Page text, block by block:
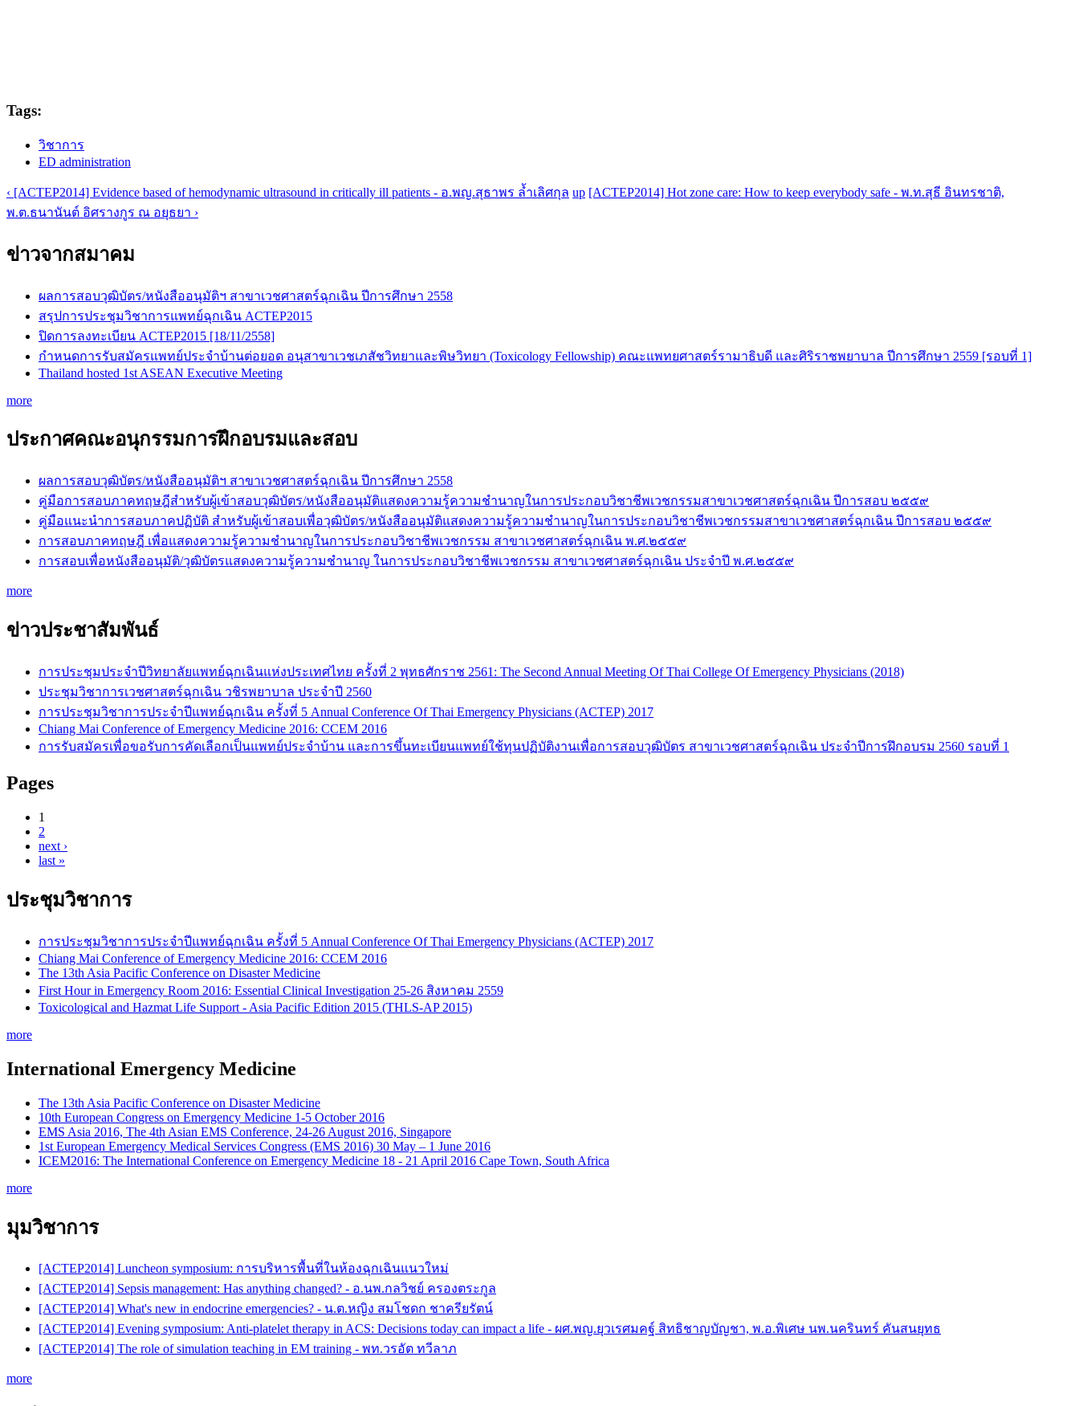
Tags:
วิชาการ
ED administration
‹ [ACTEP2014] Evidence based of hemodynamic ultrasound in critically ill patients - อ.พญ.สุธาพร ล้ำเลิศกุล up [ACTEP2014] Hot zone care: How to keep everybody safe - พ.ท.สุธี อินทรชาติ,
พ.ต.ธนานันต์ อิศรางกูร ณ อยุธยา ›
ข่าวจากสมาคม
ผลการสอบวุฒิบัตร/หนังสืออนุมัติฯ สาขาเวชศาสตร์ฉุกเฉิน ปีการศึกษา 2558
สรุปการประชุมวิชาการแพทย์ฉุกเฉิน ACTEP2015
ปิดการลงทะเบียน ACTEP2015 [18/11/2558]
กำหนดการรับสมัครแพทย์ประจำบ้านต่อยอด อนุสาขาเวชเภสัชวิทยาและพิษวิทยา (Toxicology Fellowship) คณะแพทยศาสตร์รามาธิบดี และศิริราชพยาบาล ปีการศึกษา 2559 [รอบที่ 1]
Thailand hosted 1st ASEAN Executive Meeting
more
ประกาศคณะอนุกรรมการฝึกอบรมและสอบ
ผลการสอบวุฒิบัตร/หนังสืออนุมัติฯ สาขาเวชศาสตร์ฉุกเฉิน ปีการศึกษา 2558
คู่มือการสอบภาคทฤษฎีสำหรับผู้เข้าสอบวุฒิบัตร/หนังสืออนุมัติแสดงความรู้ความชำนาญในการประกอบวิชาชีพเวชกรรมสาขาเวชศาสตร์ฉุกเฉิน ปีการสอบ ๒๕๕๙
คู่มือแนะนำการสอบภาคปฏิบัติ สำหรับผู้เข้าสอบเพื่อวุฒิบัตร/หนังสืออนุมัติแสดงความรู้ความชำนาญในการประกอบวิชาชีพเวชกรรมสาขาเวชศาสตร์ฉุกเฉิน ปีการสอบ ๒๕๕๙
การสอบภาคทฤษฎี เพื่อแสดงความรู้ความชำนาญในการประกอบวิชาชีพเวชกรรม สาขาเวชศาสตร์ฉุกเฉิน พ.ศ.๒๕๕๙
การสอบเพื่อหนังสืออนุมัติ/วุฒิบัตรแสดงความรู้ความชำนาญ ในการประกอบวิชาชีพเวชกรรม สาขาเวชศาสตร์ฉุกเฉิน ประจำปี พ.ศ.๒๕๕๙
more
ข่าวประชาสัมพันธ์
การประชุมประจำปีวิทยาลัยแพทย์ฉุกเฉินแห่งประเทศไทย ครั้งที่ 2 พุทธศักราช 2561: The Second Annual Meeting Of Thai College Of Emergency Physicians (2018)
ประชุมวิชาการเวชศาสตร์ฉุกเฉิน วชิรพยาบาล ประจำปี 2560
การประชุมวิชาการประจำปีแพทย์ฉุกเฉิน ครั้งที่ 5 Annual Conference Of Thai Emergency Physicians (ACTEP) 2017
Chiang Mai Conference of Emergency Medicine 2016: CCEM 2016
การรับสมัครเพื่อขอรับการคัดเลือกเป็นแพทย์ประจำบ้าน และการขึ้นทะเบียนแพทย์ใช้ทุนปฏิบัติงานเพื่อการสอบวุฒิบัตร สาขาเวชศาสตร์ฉุกเฉิน ประจำปีการฝึกอบรม 2560 รอบที่ 1
Pages
1
2
next ›
last »
ประชุมวิชาการ
การประชุมวิชาการประจำปีแพทย์ฉุกเฉิน ครั้งที่ 5 Annual Conference Of Thai Emergency Physicians (ACTEP) 2017
Chiang Mai Conference of Emergency Medicine 2016: CCEM 2016
The 13th Asia Pacific Conference on Disaster Medicine
First Hour in Emergency Room 2016: Essential Clinical Investigation 25-26 สิงหาคม 2559
Toxicological and Hazmat Life Support - Asia Pacific Edition 2015 (THLS-AP 2015)
more
International Emergency Medicine
The 13th Asia Pacific Conference on Disaster Medicine
10th European Congress on Emergency Medicine 1-5 October 2016
EMS Asia 2016, The 4th Asian EMS Conference, 24-26 August 2016, Singapore
1st European Emergency Medical Services Congress (EMS 2016) 30 May – 1 June 2016
ICEM2016: The International Conference on Emergency Medicine 18 - 21 April 2016 Cape Town, South Africa
more
มุมวิชาการ
[ACTEP2014] Luncheon symposium: การบริหารพื้นที่ในห้องฉุกเฉินแนวใหม่
[ACTEP2014] Sepsis management: Has anything changed? - อ.นพ.กลวิชย์ ครองตระกูล
[ACTEP2014] What's new in endocrine emergencies? - น.ต.หญิง สมโชดก ชาครียรัตน์
[ACTEP2014] Evening symposium: Anti-platelet therapy in ACS: Decisions today can impact a life - ผศ.พญ.ยุวเรศมคฐ์ สิทธิชาญบัญชา, พ.อ.พิเศษ นพ.นครินทร์ คันสนยุทธ
[ACTEP2014] The role of simulation teaching in EM training - พท.วรอัต ทวีลาภ
more